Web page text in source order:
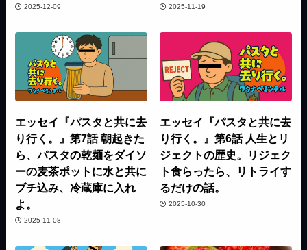
2025-12-09 2025-11-19
エッセイ『パスタと共に去
り行く。』第7話 朝起きた
ら、パスタの乾麺をダイソ
ーの麦茶ポットに水と共に
ブチ込み、冷蔵庫に入れ
よ。
2025-11-08
エッセイ『パスタと共に去
り行く。』第6話 人生とリ
ジェクトの歴史。リジェク
ト食らったら、リトライす
るだけの話。
2025-10-30